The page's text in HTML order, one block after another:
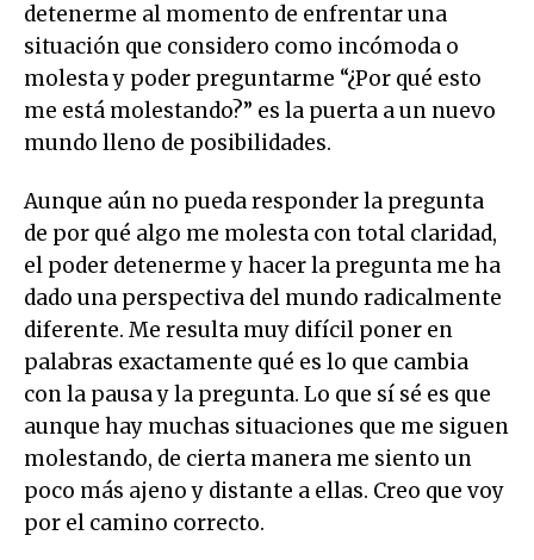
detenerme al momento de enfrentar una
situación que considero como incómoda o
molesta y poder preguntarme “¿Por qué esto
me está molestando?” es la puerta a un nuevo
mundo lleno de posibilidades.
Aunque aún no pueda responder la pregunta
de por qué algo me molesta con total claridad,
el poder detenerme y hacer la pregunta me ha
dado una perspectiva del mundo radicalmente
diferente. Me resulta muy difícil poner en
palabras exactamente qué es lo que cambia
con la pausa y la pregunta. Lo que sí sé es que
aunque hay muchas situaciones que me siguen
molestando, de cierta manera me siento un
poco más ajeno y distante a ellas. Creo que voy
por el camino correcto.